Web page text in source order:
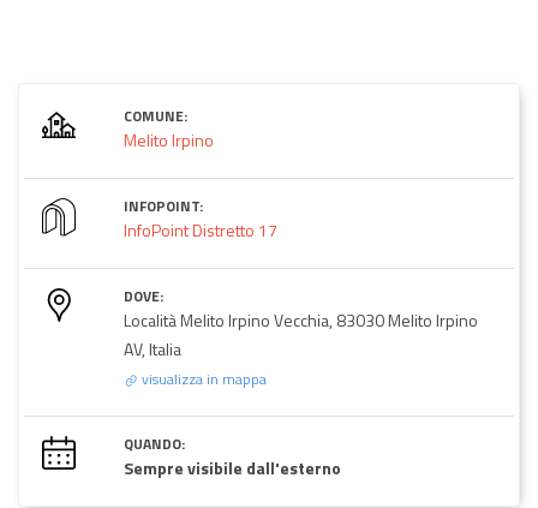
COMUNE:
Melito Irpino
INFOPOINT:
InfoPoint Distretto 17
DOVE:
Località Melito Irpino Vecchia, 83030 Melito Irpino
AV, Italia
visualizza in mappa
QUANDO:
Sempre visibile dall'esterno